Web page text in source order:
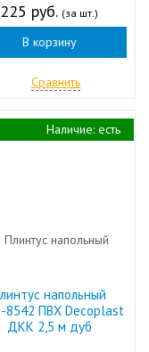
225 руб. (за шт.)
В корзину
Сравнить
напольный
ПВХ Decoplast
ДКК 2,5 м дуб
Наличие: есть